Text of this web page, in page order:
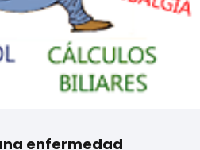
enfermedad